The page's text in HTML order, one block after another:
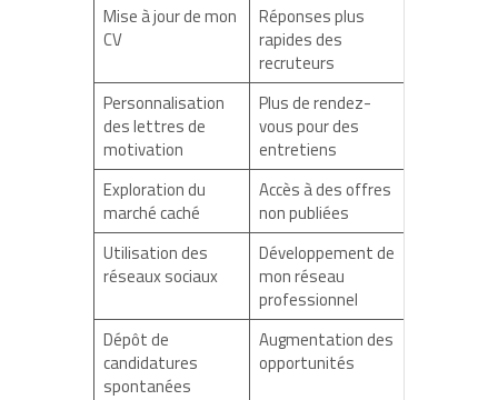
Mise à jour de mon
CV
Réponses plus
rapides des
recruteurs
Personnalisation
des lettres de
motivation
Plus de rendez-
vous pour des
entretiens
Exploration du
marché caché
Accès à des offres
non publiées
Utilisation des
réseaux sociaux
Développement de
mon réseau
professionnel
Dépôt de
candidatures
spontanées
Augmentation des
opportunités